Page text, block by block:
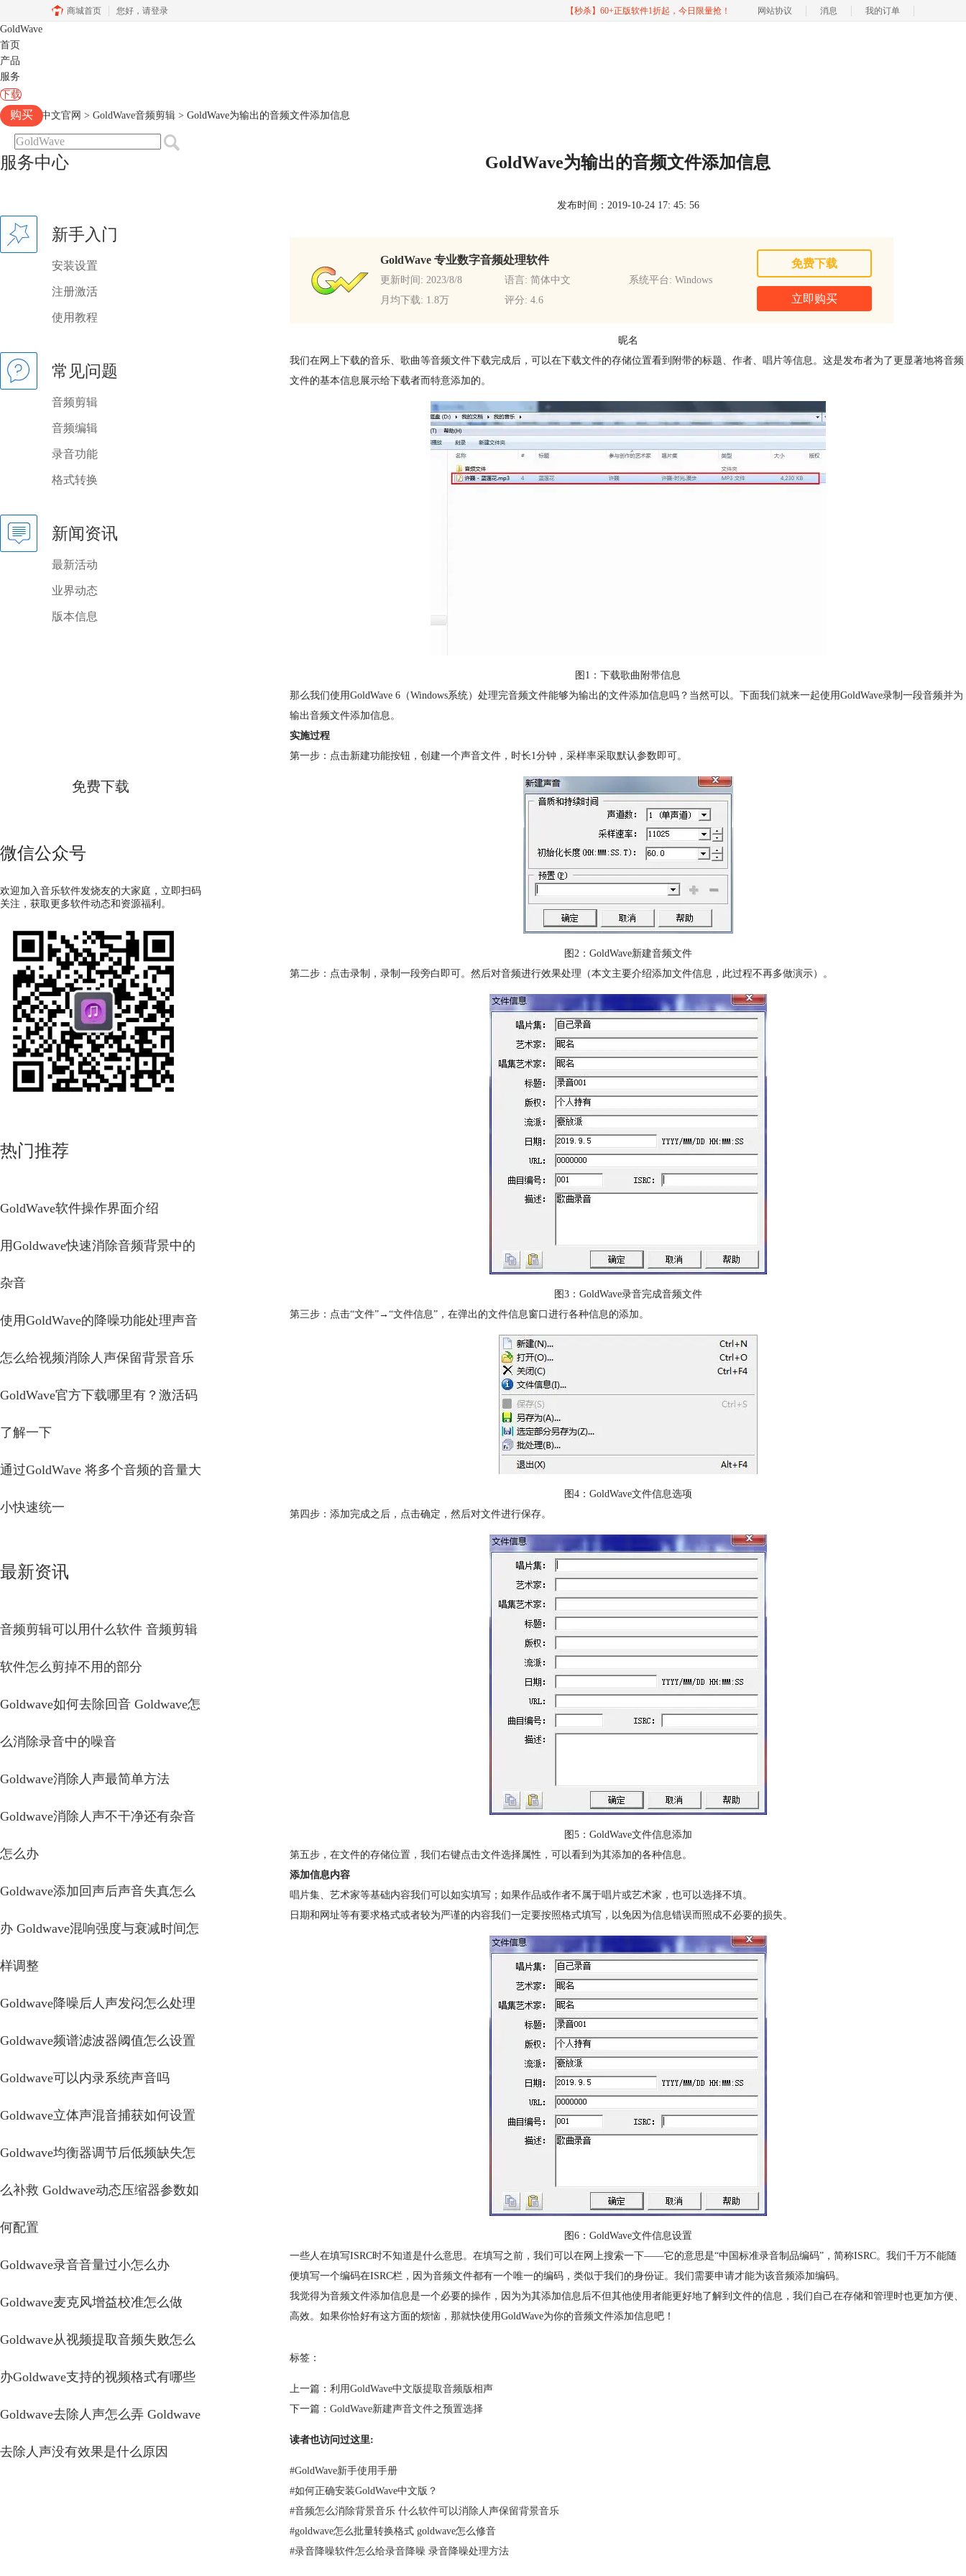
商城首页 您好， 请登录 【秒杀】60+正版软件1折起，今日限量抢！ 网站协议 消息 我的订单
GoldWave
首页
产品
服务
下载
购买
Goldwave中文官网 > GoldWave音频剪辑 > GoldWave为输出的音频文件添加信息
服务中心
新手入门
安装设置
注册激活
使用教程
常见问题
音频剪辑
音频编辑
录音功能
格式转换
新闻资讯
最新活动
业界动态
版本信息
免费下载
微信公众号
欢迎加入音乐软件发烧友的大家庭，立即扫码
关注，获取更多软件动态和资源福利。
热门推荐
GoldWave软件操作界面介绍
用Goldwave快速消除音频背景中的
杂音
使用GoldWave的降噪功能处理声音
怎么给视频消除人声保留背景音乐
GoldWave官方下载哪里有？激活码
了解一下
通过GoldWave 将多个音频的音量大
小快速统一
最新资讯
音频剪辑可以用什么软件 音频剪辑
软件怎么剪掉不用的部分
Goldwave如何去除回音 Goldwave怎
么消除录音中的噪音
Goldwave消除人声最简单方法
Goldwave消除人声不干净还有杂音
怎么办
Goldwave添加回声后声音失真怎么
办 Goldwave混响强度与衰减时间怎
样调整
Goldwave降噪后人声发闷怎么处理
Goldwave频谱滤波器阈值怎么设置
Goldwave可以内录系统声音吗
Goldwave立体声混音捕获如何设置
Goldwave均衡器调节后低频缺失怎
么补救 Goldwave动态压缩器参数如
何配置
Goldwave录音音量过小怎么办
Goldwave麦克风增益校准怎么做
Goldwave从视频提取音频失败怎么
办Goldwave支持的视频格式有哪些
Goldwave去除人声怎么弄 Goldwave
去除人声没有效果是什么原因
GoldWave为输出的音频文件添加信息
发布时间：2019-10-24 17: 45: 56
GoldWave 专业数字音频处理软件
更新时间: 2023/8/8 语言: 简体中文
系统平台: Windows
月均下载: 1.8万
评分: 4.6
免费下载
立即购买
昵名
我们在网上下载的音乐、歌曲等音频文件下载完成后，可以在下载文件的存储位置看到附带的标题、作者、唱片等信息。这是发布者为了更显著地将音频
文件的基本信息展示给下载者而特意添加的。
图1：下载歌曲附带信息
那么我们使用GoldWave 6（Windows系统）处理完音频文件能够为输出的文件添加信息吗？当然可以。下面我们就来一起使用GoldWave录制一段音频并为
输出音频文件添加信息。
实施过程
第一步：点击新建功能按钮，创建一个声音文件，时长1分钟，采样率采取默认参数即可。
图2：GoldWave新建音频文件
第二步：点击录制，录制一段旁白即可。然后对音频进行效果处理（本文主要介绍添加文件信息，此过程不再多做演示）。
图3：GoldWave录音完成音频文件
第三步：点击“文件”→“文件信息”，在弹出的文件信息窗口进行各种信息的添加。
图4：GoldWave文件信息选项
第四步：添加完成之后，点击确定，然后对文件进行保存。
图5：GoldWave文件信息添加
第五步，在文件的存储位置，我们右键点击文件选择属性，可以看到为其添加的各种信息。
添加信息内容
唱片集、艺术家等基础内容我们可以如实填写；如果作品或作者不属于唱片或艺术家，也可以选择不填。
日期和网址等有要求格式或者较为严谨的内容我们一定要按照格式填写，以免因为信息错误而照成不必要的损失。
图6：GoldWave文件信息设置
一些人在填写ISRC时不知道是什么意思。在填写之前，我们可以在网上搜索一下——它的意思是“中国标准录音制品编码”，简称ISRC。我们千万不能随
便填写一个编码在ISRC栏，因为音频文件都有一个唯一的编码，类似于我们的身份证。我们需要申请才能为该音频添加编码。
我觉得为音频文件添加信息是一个必要的操作，因为为其添加信息后不但其他使用者能更好地了解到文件的信息，我们自己在存储和管理时也更加方便、
高效。如果你恰好有这方面的烦恼，那就快使用GoldWave为你的音频文件添加信息吧！
标签：
上一篇：利用GoldWave中文版提取音频版相声
下一篇：GoldWave新建声音文件之预置选择
读者也访问过这里:
#GoldWave新手使用手册
#如何正确安装GoldWave中文版？
#音频怎么消除背景音乐 什么软件可以消除人声保留背景音乐
#goldwave怎么批量转换格式 goldwave怎么修音
#录音降噪软件怎么给录音降噪 录音降噪处理方法